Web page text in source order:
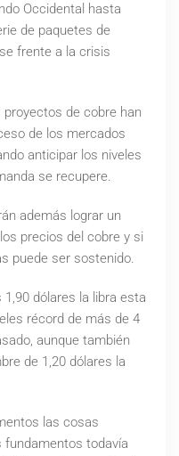
Occidental hasta
de paquetes de
frente a la crisis
de cobre han
de los mercados
anticipar los niveles
se recupere.
además lograr un
precios del cobre y si
puede ser sostenido.
dólares la libra esta
récord de más de 4
aunque también
de 1,20 dólares la
las cosas
fundamentos todavía